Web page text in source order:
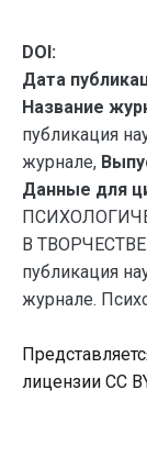
DOI:
Дата
Название
публикация
журнале,
Данные для
В
публикация
журнале.
лицензии CC